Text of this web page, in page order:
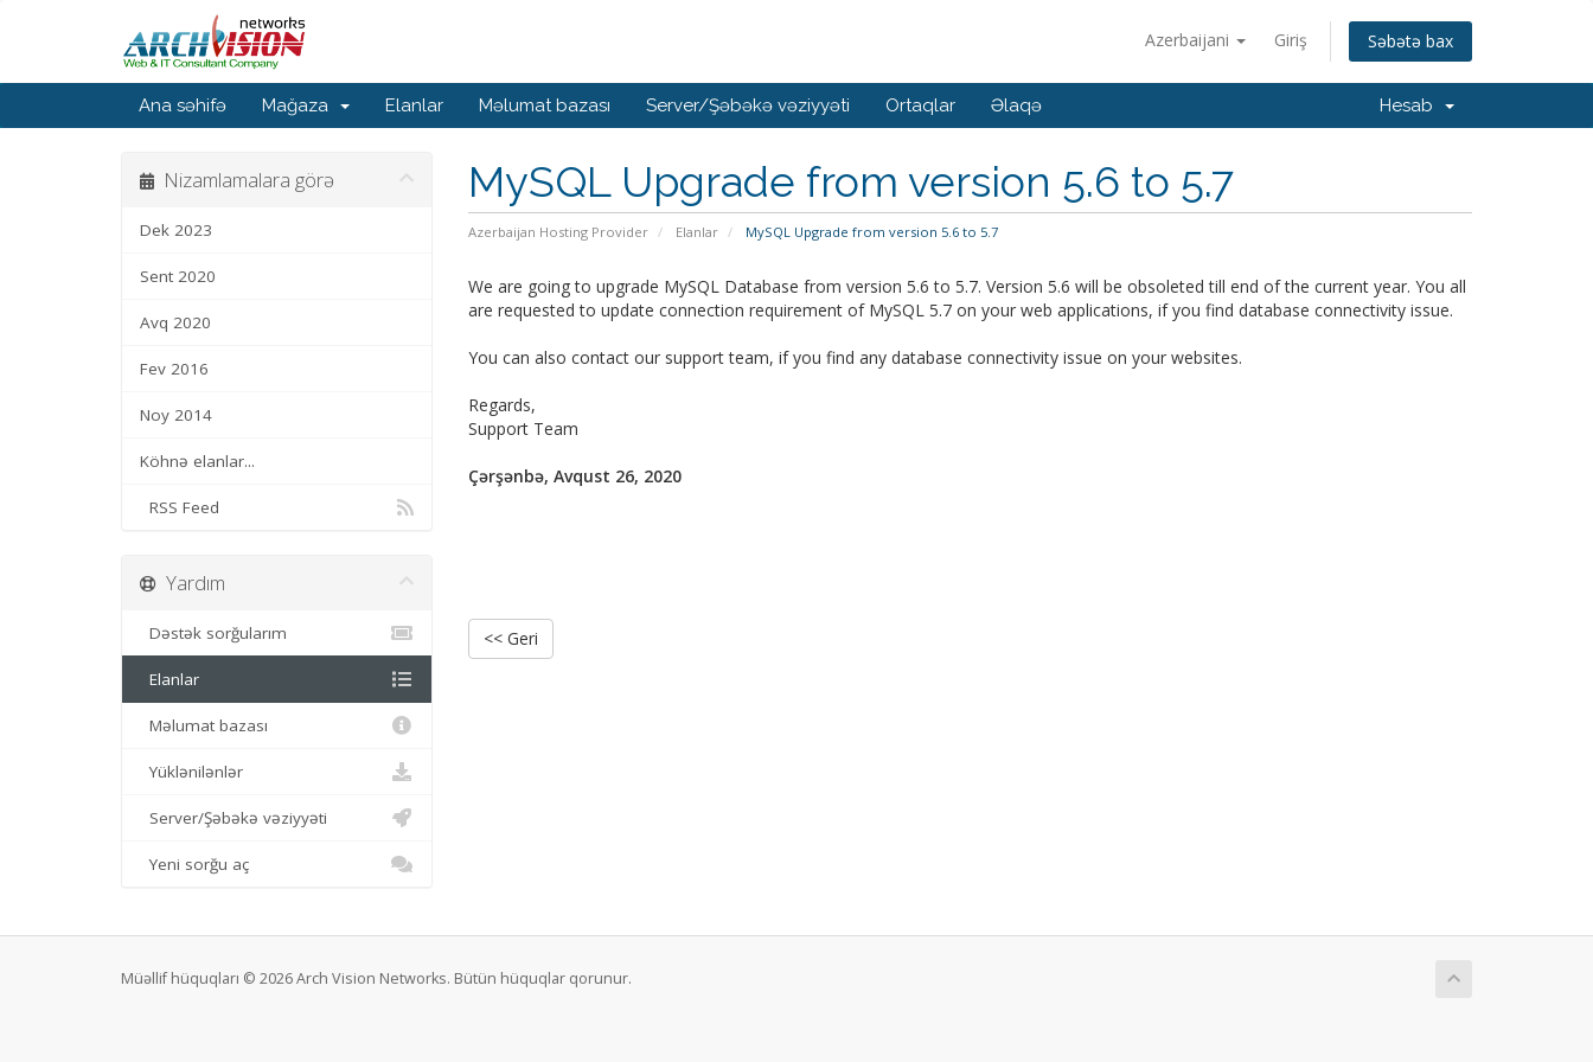
Azerbaijani Giriş Səbətə bax
Ana səhifə Mağaza Elanlar Məlumat bazası Server/Şəbəkə vəziyyəti Ortaqlar Əlaqə Hesab
MySQL Upgrade from version 5.6 to 5.7
Azerbaijan Hosting Provider Elanlar MySQL Upgrade from version 5.6 to 5.7
Nizamlamalara görə
Dek 2023
Sent 2020
Avq 2020
Fev 2016
Noy 2014
Köhnə elanlar...
RSS Feed
We are going to upgrade MySQL Database from version 5.6 to 5.7. Version 5.6 will be obsoleted till end of the current year. You all
are requested to update connection requirement of MySQL 5.7 on your web applications, if you find database connectivity issue.
You can also contact our support team, if you find any database connectivity issue on your websites.
Regards,
Support Team
Çərşənbə, Avqust 26, 2020
<< Geri
Yardım
Dəstək sorğularım
Elanlar
Məlumat bazası
Yüklənilənlər
Server/Şəbəkə vəziyyəti
Yeni sorğu aç
Müəllif hüquqları © 2026 Arch Vision Networks. Bütün hüquqlar qorunur.